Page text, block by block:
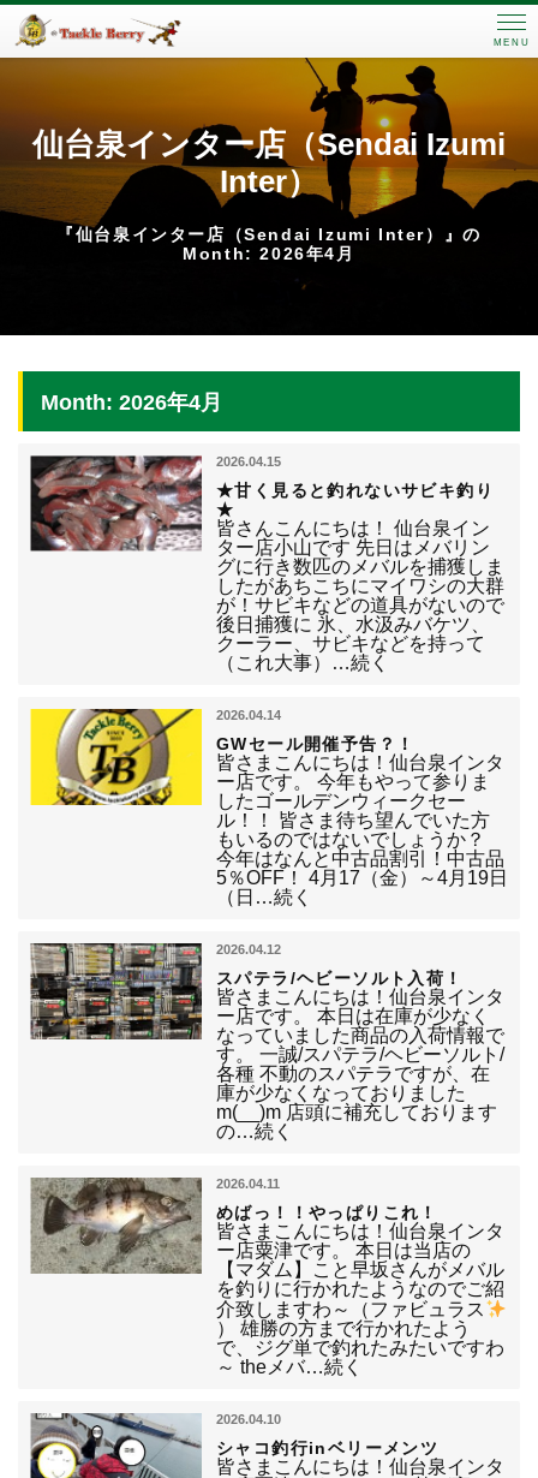
MENU
仙台泉インター店（Sendai Izumi
Inter）
『仙台泉インター店（Sendai Izumi Inter）』の
Month: 2026年4月
Month: 2026年4月
2026.04.15
★甘く見ると釣れないサビキ釣り
★
皆さんこんにちは！ 仙台泉イン
ター店小山です 先日はメバリン
グに行き数匹のメバルを捕獲しま
したがあちこちにマイワシの大群
が！サビキなどの道具がないので
後日捕獲に 氷、水汲みバケツ、
クーラー、サビキなどを持って
（これ大事）…続く
2026.04.14
GWセール開催予告？！
皆さまこんにちは！仙台泉インタ
ー店です。 今年もやって参りま
したゴールデンウィークセー
ル！！ 皆さま待ち望んでいた方
もいるのではないでしょうか？
今年はなんと中古品割引！中古品
5％OFF！ 4月17（金）～4月19日
（日…続く
2026.04.12
スパテラ/ヘビーソルト入荷！
皆さまこんにちは！仙台泉インタ
ー店です。 本日は在庫が少なく
なっていました商品の入荷情報で
す。 一誠/スパテラ/ヘビーソルト/
各種 不動のスパテラですが、在
庫が少なくなっておりました
m(__)m 店頭に補充しております
の…続く
2026.04.11
めばっ！！やっぱりこれ！
皆さまこんにちは！仙台泉インタ
ー店粟津です。 本日は当店の
【マダム】こと早坂さんがメバル
を釣りに行かれたようなのでご紹
介致しますわ～（ファビュラス
） 雄勝の方まで行かれたよう
で、ジグ単で釣れたみたいですわ
～ theメバ…続く
2026.04.10
シャコ釣行inベリーメンツ
皆さまこんにちは！仙台泉インタ